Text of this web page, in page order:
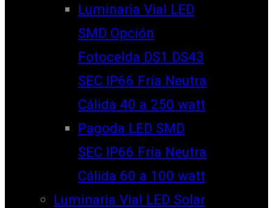
Luminaria Vial LED
SMD Opción
Fotocelda DS1 DS43
SEC IP66 Fría Neutra
Cálida 40 a 250 watt
Pagoda LED SMD
SEC IP66 Fría Neutra
Cálida 60 a 100 watt
Luminaria Vial LED Solar